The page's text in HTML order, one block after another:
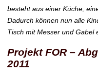
besteht aus einer Küche,
Dadurch können nun alle
Tisch mit Messer und Gabel
Projekt FOR –
2011